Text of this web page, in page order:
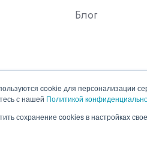
cookie для персонализации
с нашей Политикой
сохранение cookies в настройках
Блог